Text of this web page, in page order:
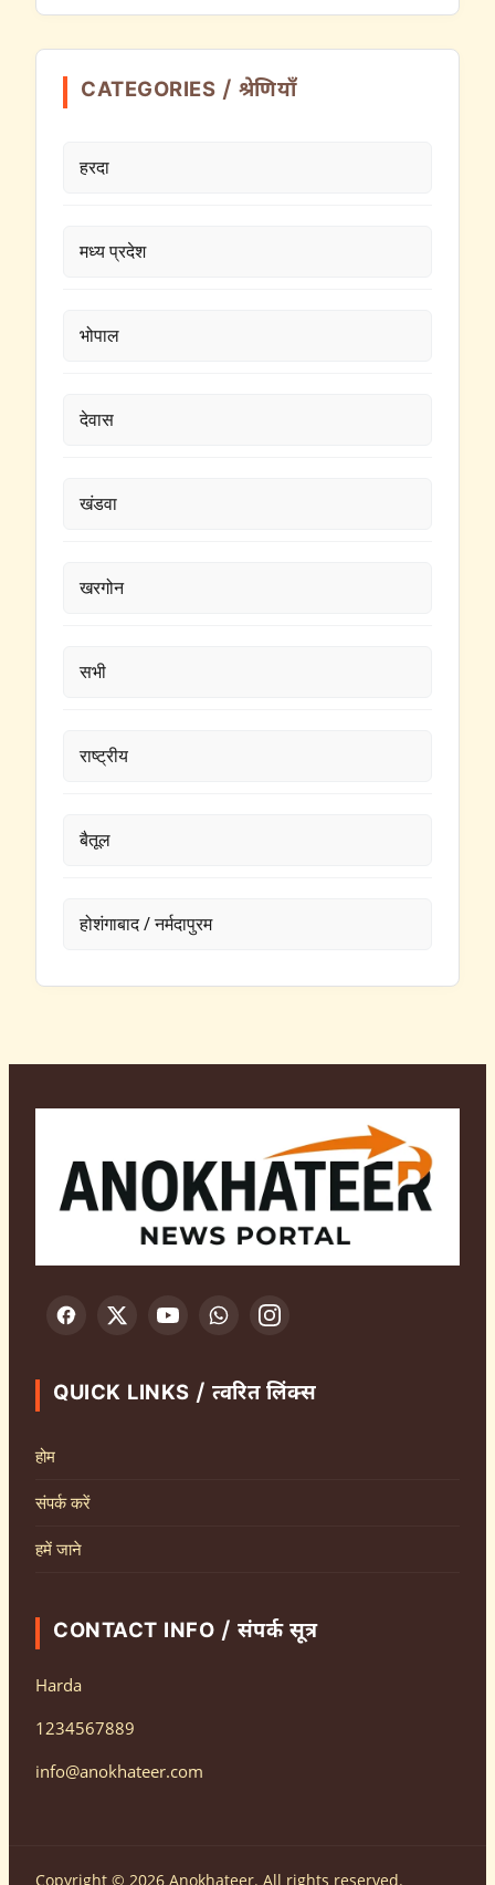
CATEGORIES / श्रेणियाँ
हरदा
मध्य प्रदेश
भोपाल
देवास
खंडवा
खरगोन
सभी
राष्ट्रीय
बैतूल
होशंगाबाद / नर्मदापुरम
QUICK LINKS / त्वरित लिंक्स
होम
संपर्क करें
हमें जाने
CONTACT INFO / संपर्क सूत्र
Harda
1234567889
info@anokhateer.com
Copyright © 2026 Anokhateer. All rights reserved.